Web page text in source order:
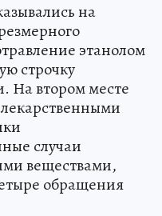
на
этанолом
строчку
На втором месте
случаи
веществами,
обращения